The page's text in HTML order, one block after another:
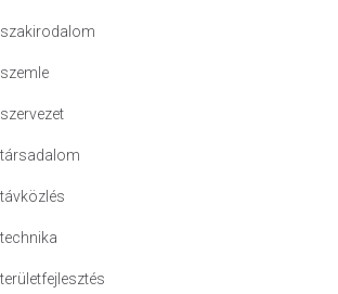
szakirodalom
szemle
szervezet
társadalom
távközlés
technika
területfejlesztés